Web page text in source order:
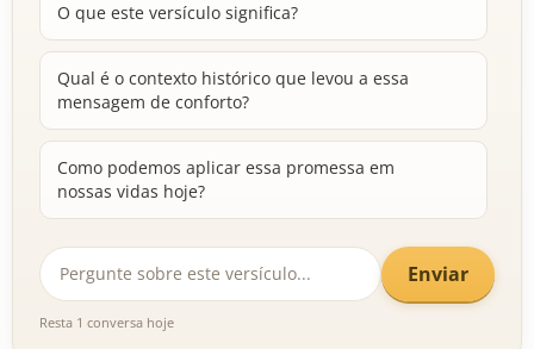
O que este versículo significa?
Qual é o contexto histórico que levou a essa
mensagem de conforto?
Como podemos aplicar essa promessa em
nossas vidas hoje?
Enviar
Resta 1 conversa hoje